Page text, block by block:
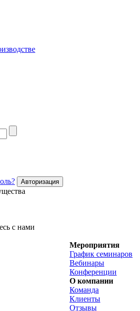
с нами
Мероприятия
График семинаров
Вебинары
Конференции
О компании
Команда
Клиенты
Отзывы